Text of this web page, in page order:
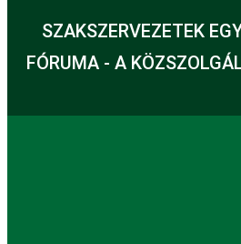
SZAKSZERVEZETEK
FÓRUMA - A